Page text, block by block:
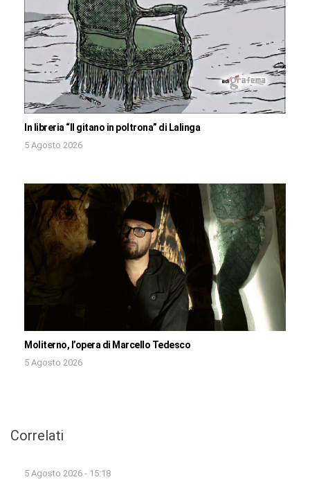
In libreria “Il gitano in poltrona” di Lalinga
5 Agosto 2026
Moliterno, l’opera di Marcello Tedesco
5 Agosto 2026
Correlati
5 Agosto 2026 - 15:18